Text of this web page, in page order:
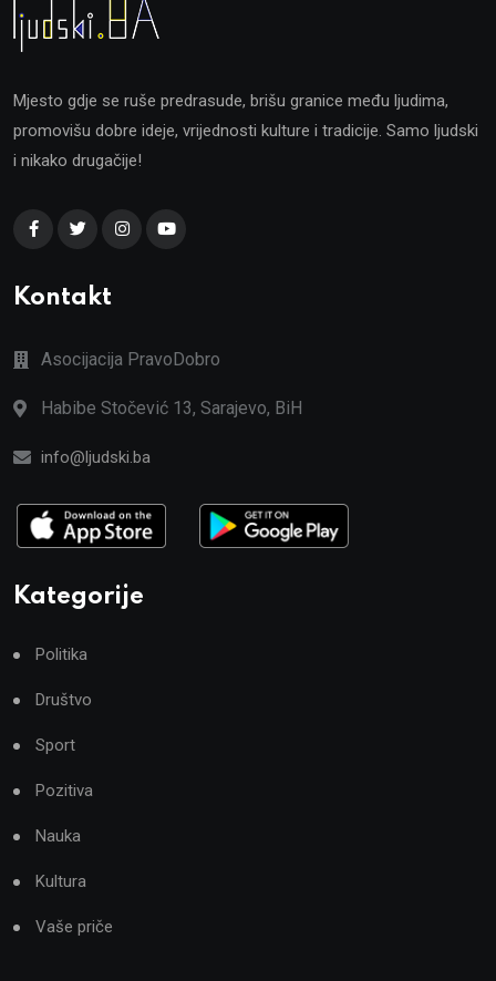
Mjesto gdje se ruše predrasude, brišu granice među ljudima,
promovišu dobre ideje, vrijednosti kulture i tradicije. Samo ljudski
i nikako drugačije!
Kontakt
Asocijacija PravoDobro
Habibe Stočević 13, Sarajevo, BiH
info@ljudski.ba
Kategorije
Politika
Društvo
Sport
Pozitiva
Nauka
Kultura
Vaše priče